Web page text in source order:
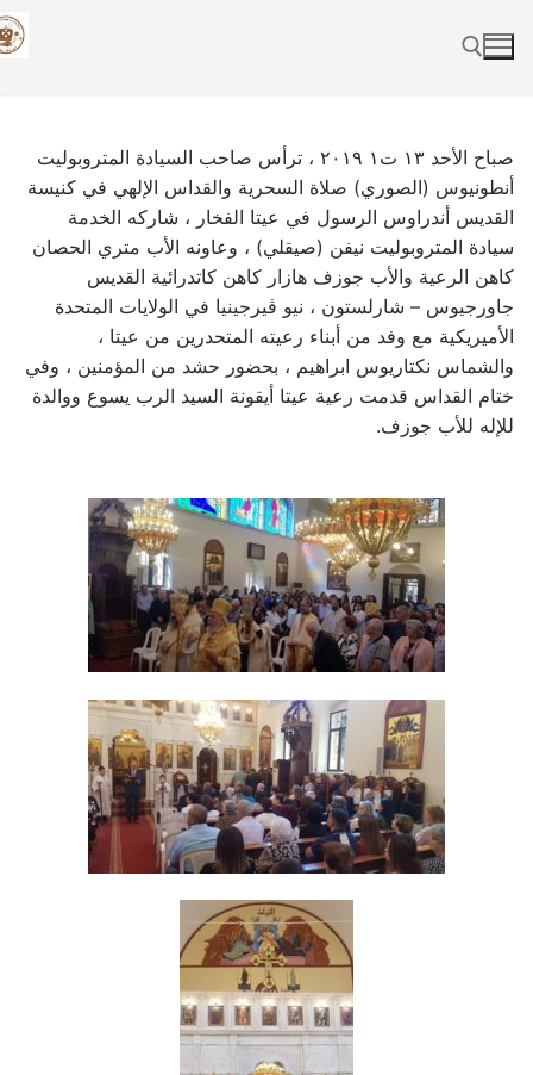
Skip
to
Search for:
صباح الأحد ١٣ ت١ ٢٠١٩ ، ترأس صاحب السيادة المتروبوليت
أنطونيوس (الصوري) صلاة السحرية والقداس الإلهي في كنيسة
القديس أندراوس الرسول في عيتا الفخار ، شاركه الخدمة
سيادة المتروبوليت نيفن (صيقلي) ، وعاونه الأب متري الحصان
كاهن الرعية والأب جوزف هازار كاهن كاتدرائية القديس
جاورجيوس – شارلستون ، نيو ڤيرجينيا في الولايات المتحدة
الأميريكية مع وفد من أبناء رعيته المتحدرين من عيتا ،
والشماس نكتاريوس ابراهيم ، بحضور حشد من المؤمنين ، وفي
ختام القداس قدمت رعية عيتا أيقونة السيد الرب يسوع ووالدة
للإله للأب جوزف.